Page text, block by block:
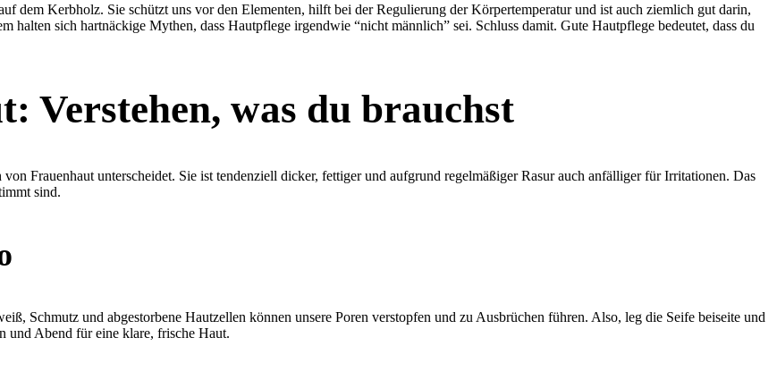
dem Kerbholz. Sie schützt uns vor den Elementen, hilft bei der Regulierung der Körpertemperatur und ist auch ziemlich gut darin,
halten sich hartnäckige Mythen, dass Hautpflege irgendwie “nicht männlich” sei. Schluss damit. Gute Hautpflege bedeutet, dass du
Verstehen, was du brauchst
Frauenhaut unterscheidet. Sie ist tendenziell dicker, fettiger und aufgrund regelmäßiger Rasur auch anfälliger für Irritationen. Das
sind.
Schmutz und abgestorbene Hautzellen können unsere Poren verstopfen und zu Ausbrüchen führen. Also, leg die Seife beiseite und
und Abend für eine klare, frische Haut.